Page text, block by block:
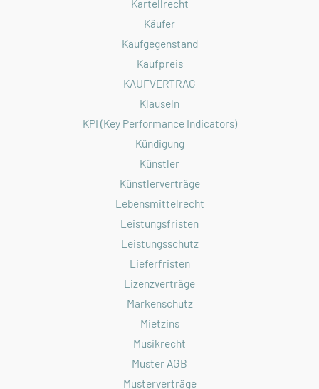
Kartellrecht
Käufer
Kaufgegenstand
Kaufpreis
KAUFVERTRAG
Klauseln
KPI (Key Performance Indicators)
Kündigung
Künstler
Künstlerverträge
Lebensmittelrecht
Leistungsfristen
Leistungsschutz
Lieferfristen
Lizenzverträge
Markenschutz
Mietzins
Musikrecht
Muster AGB
Musterverträge